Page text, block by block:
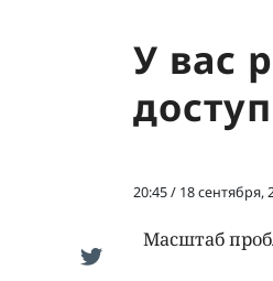
У вас
20:45 / 18 сентября,
Масштаб